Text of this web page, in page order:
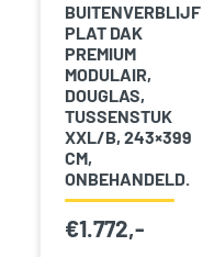
BUITENVERBLIJF
PLAT DAK
PREMIUM
MODULAIR,
DOUGLAS,
TUSSENSTUK
XXL/B, 243×399
CM,
ONBEHANDELD.
€1.772,-